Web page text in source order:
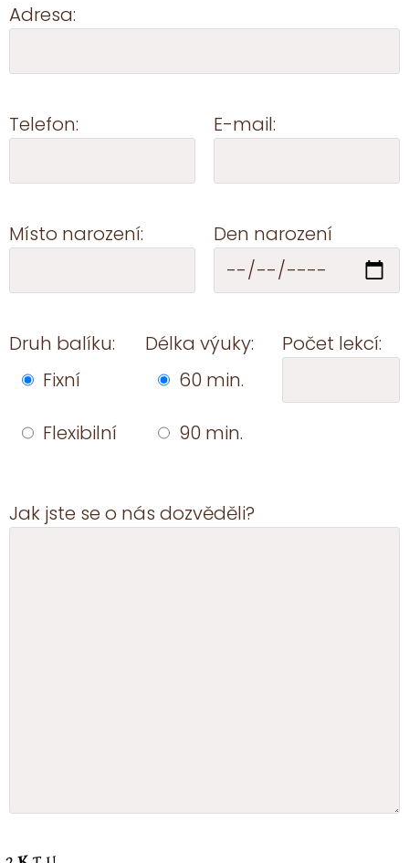
Adresa:
Telefon: E-mail:
Místo narození: Den narození
Druh balíku:
Fixní
Flexibilní
Délka výuky:
60 min.
90 min.
Počet lekcí:
Jak jste se o nás dozvěděli?